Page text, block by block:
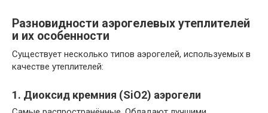
Разновидности аэрогелевых утеплителей
и их особенности
Существует несколько типов аэрогелей, используемых в
качестве утеплителей:
1. Диоксид кремния (SiO2) аэрогели